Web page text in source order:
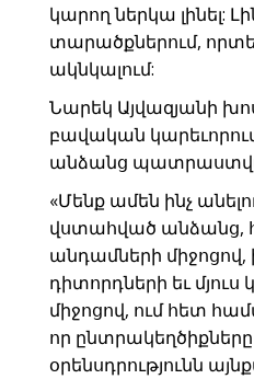
կարող ներկա լինել:
տարածքներում,
ակնկալում:
Նարեկ Այվազյանի
բավական
անձանց
«Մենք ամեն ինչ
վստահված անձանց,
անդամների միջոցով,
դիտորդների եւ մյուս
միջոցով, ում հետ
որ
օրենսդրությունն